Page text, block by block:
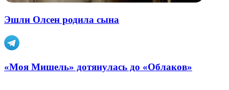
Эшли Олсен родила сына
«Моя Мишель» дотянулась до «Облаков»